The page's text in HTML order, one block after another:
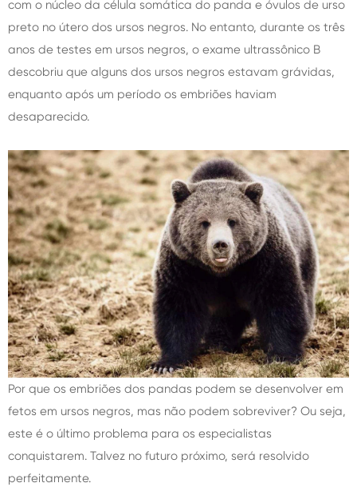
com o núcleo da célula somática do panda e óvulos de urso
preto no útero dos ursos negros. No entanto, durante os três
anos de testes em ursos negros, o exame ultrassônico B
descobriu que alguns dos ursos negros estavam grávidas,
enquanto após um período os embriões haviam
desaparecido.
Por que os embriões dos pandas podem se desenvolver em
fetos em ursos negros, mas não podem sobreviver? Ou seja,
este é o último problema para os especialistas
conquistarem. Talvez no futuro próximo, será resolvido
perfeitamente.